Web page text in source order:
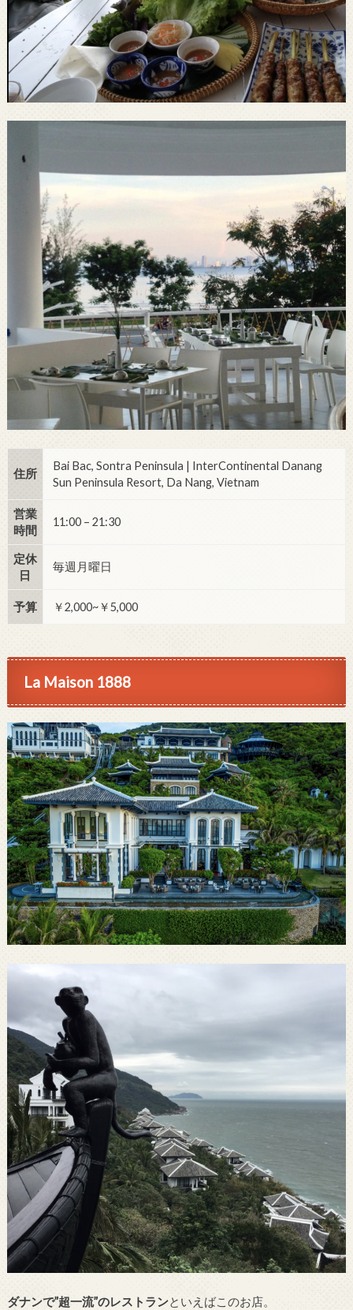
住所
Bai Bac, Sontra Peninsula | InterContinental Danang
Sun Peninsula Resort, Da Nang, Vietnam
営業
時間
11:00 – 21:30
定休
日
毎週月曜日
予算 ￥2,000~￥5,000
La Maison 1888
ダナンで”超一流”のレストランといえばこのお店。